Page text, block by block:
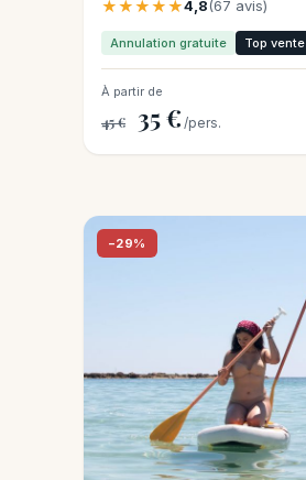
★★★★★4,8(67 avis)
Annulation gratuite Top vente
À partir de
45 € 35 € /pers.
−29%